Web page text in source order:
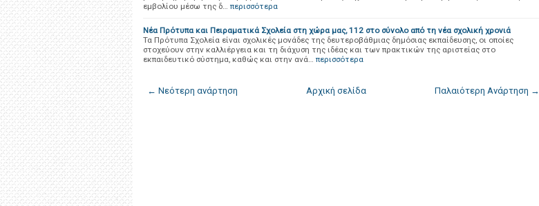
εμβολίου μέσω της δ… περισσότερα
Νέα Πρότυπα και Πειραματικά Σχολεία στη χώρα μας, 112 στο σύνολο από τη νέα σχολική χρονιά
Τα Πρότυπα Σχολεία είναι σχολικές μονάδες της δευτεροβάθμιας δημόσιας εκπαίδευσης, οι οποίες
στοχεύουν στην καλλιέργεια και τη διάχυση της ιδέας και των πρακτικών της αριστείας στο
εκπαιδευτικό σύστημα, καθώς και στην ανά… περισσότερα
← Νεότερη ανάρτηση Παλαιότερη Ανάρτηση →
Αρχική σελίδα